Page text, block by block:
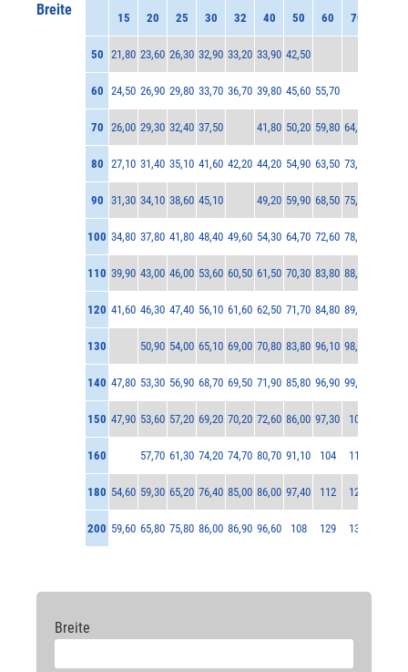
Breite
Breite
15 20 25 30 32 40 50 60 70
50 21,80 23,60 26,30 32,90 33,20 33,90 42,50
60 24,50 26,90 29,80 33,70 36,70 39,80 45,60 55,70
70 26,00 29,30 32,40 37,50 41,80 50,20 59,80 64,60
80 27,10 31,40 35,10 41,60 42,20 44,20 54,90 63,50 73,70
90 31,30 34,10 38,60 45,10 49,20 59,90 68,50 75,80
100 34,80 37,80 41,80 48,40 49,60 54,30 64,70 72,60 78,20
110 39,90 43,00 46,00 53,60 60,50 61,50 70,30 83,80 88,20
120 41,60 46,30 47,40 56,10 61,60 62,50 71,70 84,80 89,00
130 50,90 54,00 65,10 69,00 70,80 83,80 96,10 98,70
140 47,80 53,30 56,90 68,70 69,50 71,90 85,80 96,90 99,70
150 47,90 53,60 57,20 69,20 70,20 72,60 86,00 97,30 101
160 57,70 61,30 74,20 74,70 80,70 91,10 104 118
180 54,60 59,30 65,20 76,40 85,00 86,00 97,40 112 120
200 59,60 65,80 75,80 86,00 86,90 96,60 108 129 137
300 83,00 90,80 103 119 130 133 146 164 175